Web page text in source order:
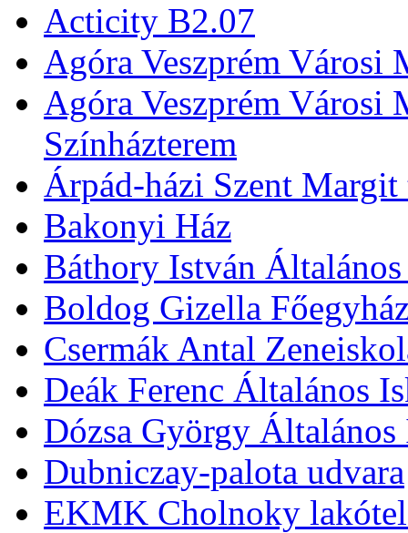
Acticity B2.07
Agóra Veszprém Városi
Agóra Veszprém Városi
Színházterem
Árpád-házi Szent
Bakonyi Ház
Báthory István
Boldog Gizella
Csermák Antal
Deák Ferenc Általános
Dózsa György Általános
Dubniczay-palota udvara
EKMK Cholnoky